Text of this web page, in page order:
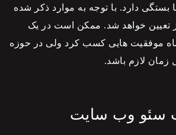
دارد. با توجه به موارد ذکر شده
تعیین خواهد شد. ممکن است در یک
موفقیت هایی کسب کرد ولی در حوزه
لازم باشد.
سئو وب سایت